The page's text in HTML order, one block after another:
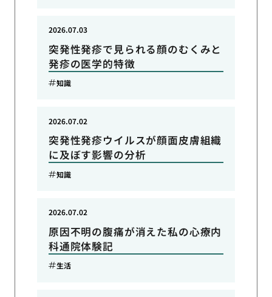
突発性発疹で見られる顔のむくみと
発疹の医学的特徴
2026.07.03
知識
突発性発疹ウイルスが顔面皮膚組織
に及ぼす影響の分析
2026.07.02
知識
原因不明の腹痛が消えた私の心療内
科通院体験記
2026.07.02
生活